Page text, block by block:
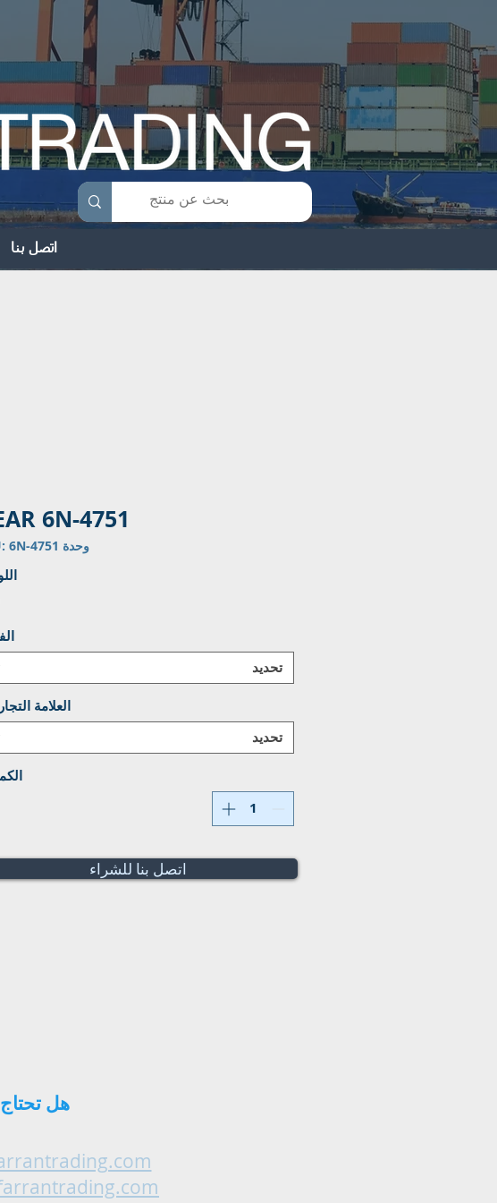
6N-4751
وحدة SKU: 6N-4751
تحديد
العلامة
تحديد
اتصل بنا للشراء
اتصل بنا
هل